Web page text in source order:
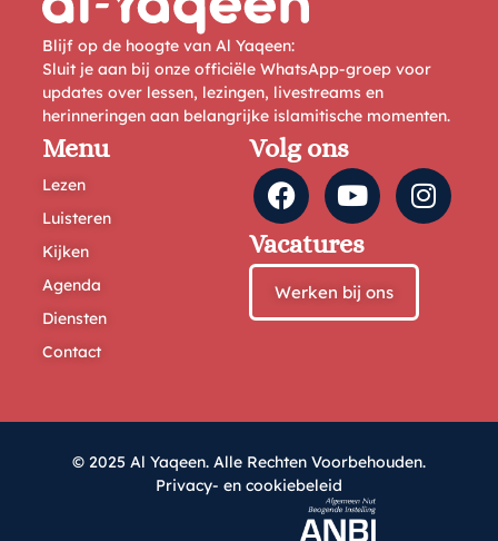
Blijf op de hoogte van Al Yaqeen:
Sluit je aan bij onze officiële WhatsApp-groep voor
updates over lessen, lezingen, livestreams en
herinneringen aan belangrijke islamitische momenten.
Menu
Lezen
Luisteren
Kijken
Agenda
Diensten
Contact
Volg ons
Vacatures
Werken bij ons
© 2025 Al Yaqeen. Alle Rechten Voorbehouden.
Privacy- en cookiebeleid